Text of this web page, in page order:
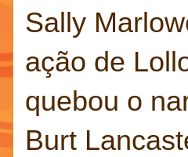
Sally
ação de
quebou o
Burt